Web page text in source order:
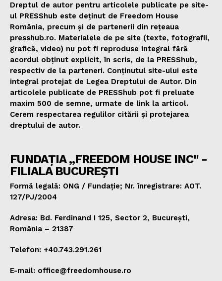
Dreptul de autor pentru articolele publicate pe site-
ul PRESShub este deținut de Freedom House
România, precum și de partenerii din rețeaua
presshub.ro. Materialele de pe site (texte, fotografii,
grafică, video) nu pot fi reproduse integral fără
acordul obținut explicit, în scris, de la PRESShub,
respectiv de la parteneri. Conținutul site-ului este
integral protejat de Legea Dreptului de Autor. Din
articolele publicate de PRESShub pot fi preluate
maxim 500 de semne, urmate de link la articol.
Cerem respectarea regulilor citării și protejarea
dreptului de autor.
FUNDAȚIA „FREEDOM HOUSE INC" -
FILIALA BUCUREȘTI
Formă legală: ONG / Fundație; Nr. înregistrare: AOT.
127/PJ/2004
Adresa: Bd. Ferdinand I 125, Sector 2, București,
România – 21387
Telefon: +40.743.291.261
E-mail: office@freedomhouse.ro